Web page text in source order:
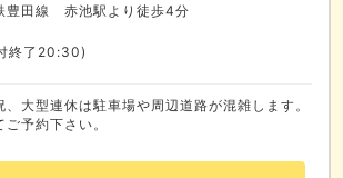
豊田線 赤池駅より徒歩4分
終了20:30)
、大型連休は駐車場や周辺道路が混雑します。
予約下さい。